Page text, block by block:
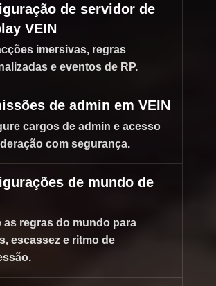
de servidor de
VEIN
imersivas, regras
e eventos de RP.
de admin em VEIN
cargos de admin e acesso
com segurança.
de mundo de
as regras do mundo para
escassez e ritmo de